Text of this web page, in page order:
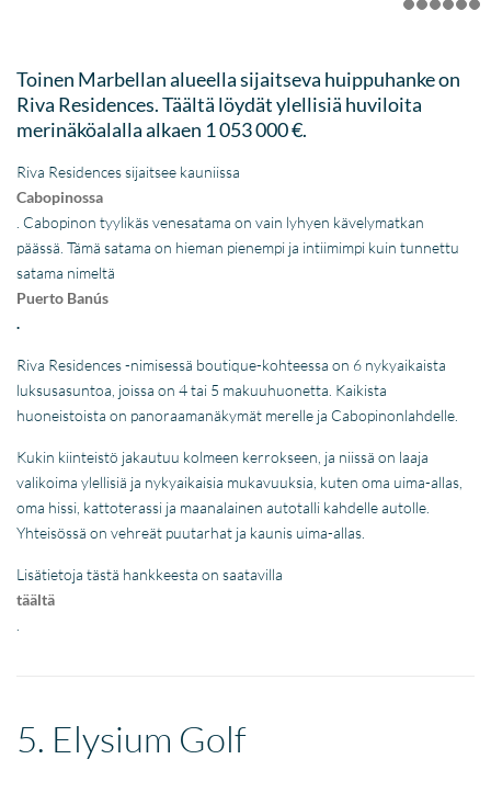
Toinen Marbellan alueella sijaitseva huippuhanke on
Riva Residences. Täältä löydät ylellisiä huviloita
merinäköalalla alkaen 1 053 000 €.
Riva Residences sijaitsee kauniissa
Cabopinossa
. Cabopinon tyylikäs venesatama on vain lyhyen kävelymatkan
päässä. Tämä satama on hieman pienempi ja intiimimpi kuin tunnettu
satama nimeltä
Puerto Banús
.
Riva Residences -nimisessä boutique-kohteessa on 6 nykyaikaista
luksusasuntoa, joissa on 4 tai 5 makuuhuonetta. Kaikista
huoneistoista on panoraamanäkymät merelle ja Cabopinonlahdelle.
Kukin kiinteistö jakautuu kolmeen kerrokseen, ja niissä on laaja
valikoima ylellisiä ja nykyaikaisia mukavuuksia, kuten oma uima-allas,
oma hissi, kattoterassi ja maanalainen autotalli kahdelle autolle.
Yhteisössä on vehreät puutarhat ja kaunis uima-allas.
Lisätietoja tästä hankkeesta on saatavilla
täältä
5. Elysium Golf